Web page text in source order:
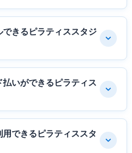
きるピラティススタジ
いができるピラティス
できるピラティススタ